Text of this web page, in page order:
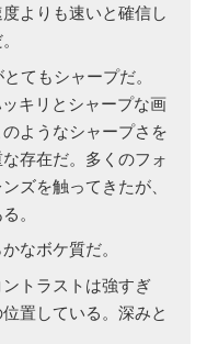
よりも速いと確信し
てもシャープだ。
キリとシャープな画
ようなシャープさを
存在だ。多くのフォ
ズを触ってきたが、
。
なボケ質だ。
トラストは強すぎ
置している。深みと